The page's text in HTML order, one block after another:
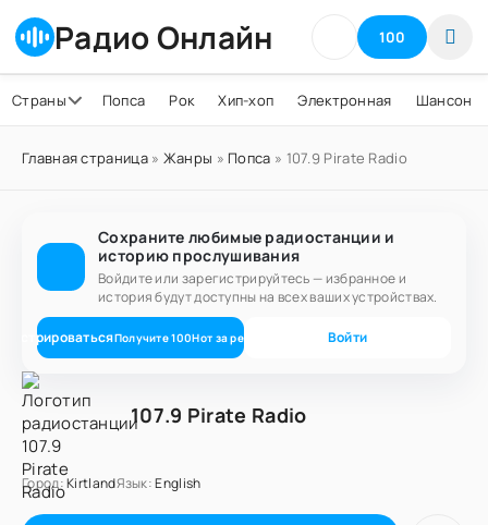
Радио Онлайн 100
Страны Попса Рок Хип-хоп Электронная Шансон
Главная страница» Жанры » Попса » 107.9 Pirate Radio
Сохраните любимые радиостанции и
историю прослушивания
Войдите или зарегистрируйтесь — избранное и
история будут доступны на всех ваших устройствах.
Получите100Нот за регистрацию Войти
107.9 Pirate Radio
Город:KirtlandЯзык:English